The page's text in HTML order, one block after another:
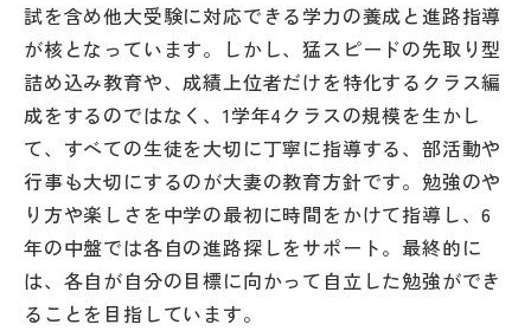
試を含め他大受験に対応できる学力の養成と進路指導
が核となっています。しかし、猛スピードの先取り型
詰め込み教育や、成績上位者だけを特化するクラス編
成をするのではなく、1学年4クラスの規模を生かし
て、すべての生徒を大切に丁寧に指導する、部活動や
行事も大切にするのが大妻の教育方針です。勉強のや
り方や楽しさを中学の最初に時間をかけて指導し、6
年の中盤では各自の進路探しをサポート。最終的に
は、各自が自分の目標に向かって自立した勉強ができ
ることを目指しています。